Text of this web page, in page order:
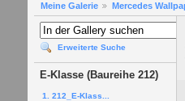
Meine Galerie Mercedes
Erweiterte Suche
E-Klasse (Baureihe 212)
1. 212_E-Klass...